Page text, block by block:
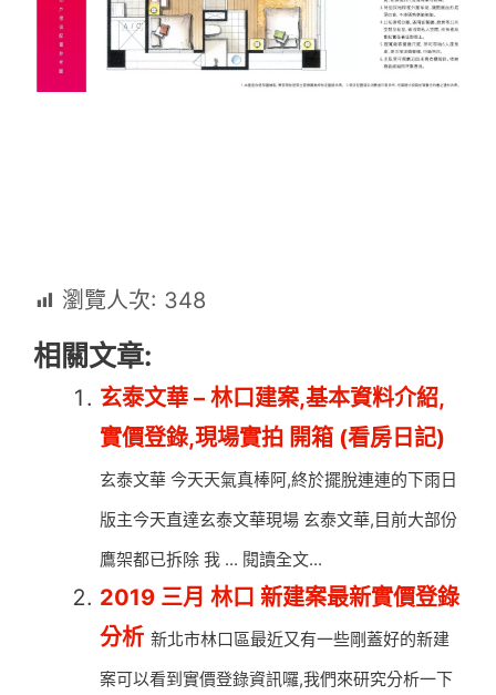
瀏覽人次: 348
相關文章:
玄泰文華 – 林口建案,基本資料介紹,
實價登錄,現場實拍 開箱 (看房日記)
玄泰文華 今天天氣真棒阿,終於擺脫連連的下雨日
版主今天直達玄泰文華現場 玄泰文華,目前大部份
鷹架都已拆除 我 ... 閱讀全文...
2019 三月 林口 新建案最新實價登錄
分析 新北市林口區最近又有一些剛蓋好的新建
案可以看到實價登錄資訊囉,我們來研究分析一下